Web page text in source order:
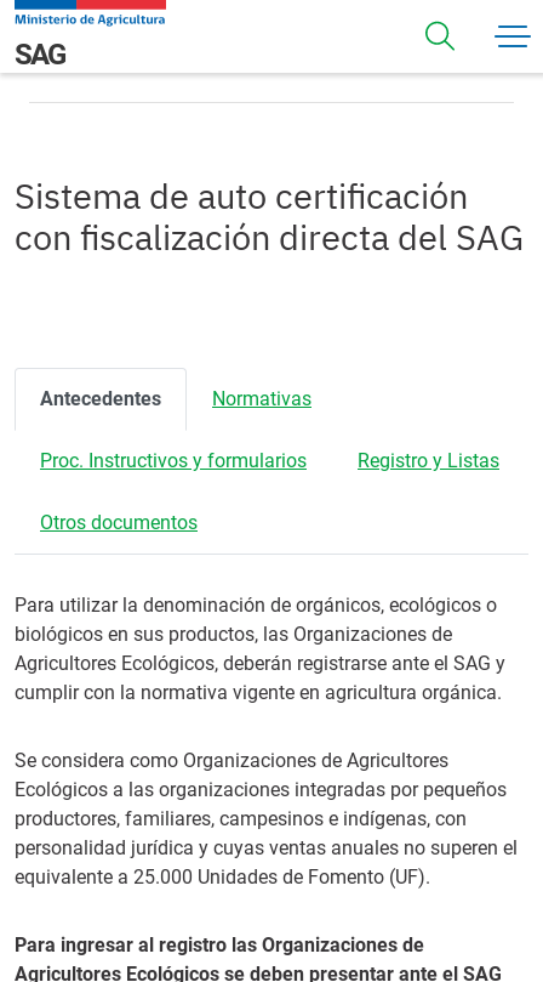
Pasar al contenido principal
Navegación principal
SAGSistema de auto certificación con fiscalización directa del
SAG
Sistema de auto certificación
con fiscalización directa del SAG
Antecedentes Normativas
Proc. Instructivos y formularios Registro y Listas
Otros documentos
Para utilizar la denominación de orgánicos, ecológicos o
biológicos en sus productos, las Organizaciones de
Agricultores Ecológicos, deberán registrarse ante el SAG y
cumplir con la normativa vigente en agricultura orgánica.
Se considera como Organizaciones de Agricultores
Ecológicos a las organizaciones integradas por pequeños
productores, familiares, campesinos e indígenas, con
personalidad jurídica y cuyas ventas anuales no superen el
equivalente a 25.000 Unidades de Fomento (UF).
Para ingresar al registro las Organizaciones de
Agricultores Ecológicos se deben presentar ante el SAG